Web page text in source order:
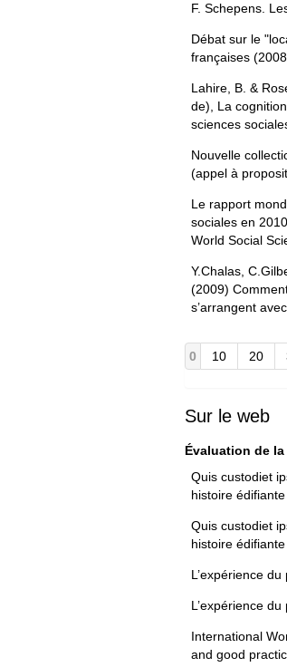
F. Schepens.
Débat sur le
françaises
Lahire, B. &
de), La
sciences
Nouvelle
(appel à
Le rapport
sociales en
World Social
Y.Chalas,
(2009)
s’arrangent
0 10 20
Sur le web
Évaluation de la
Quis custodiet
histoire édifiante
Quis custodiet
histoire édifiante
L’expérience
L’expérience
International
and good